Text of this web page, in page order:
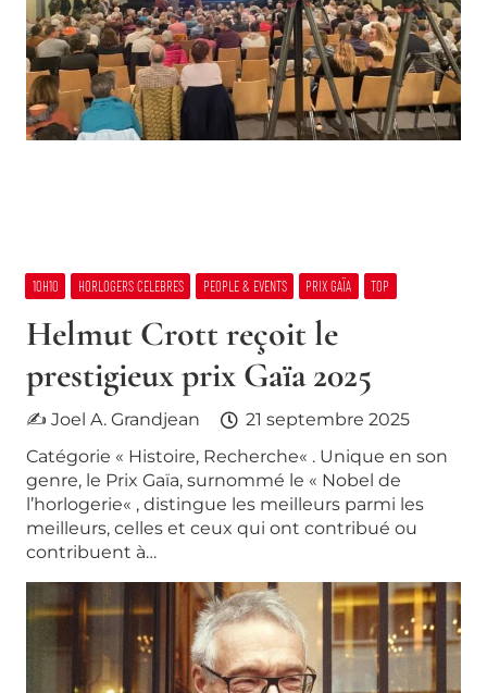
10H10 HORLOGERS CELEBRES PEOPLE & EVENTS PRIX GAÏA TOP
Helmut Crott reçoit le
prestigieux prix Gaïa 2025
✍ Joel A. Grandjean
21 septembre 2025
Catégorie « Histoire, Recherche« . Unique en son
genre, le Prix Gaïa, surnommé le « Nobel de
l’horlogerie« , distingue les meilleurs parmi les
meilleurs, celles et ceux qui ont contribué ou
contribuent à…